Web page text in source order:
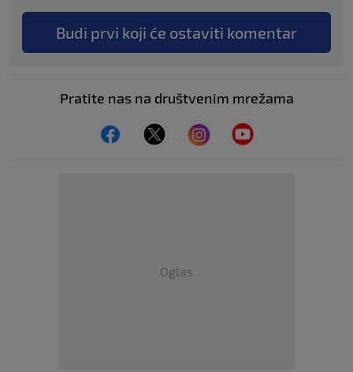
Budi prvi koji će ostaviti komentar
Pratite nas na društvenim mrežama
Oglas